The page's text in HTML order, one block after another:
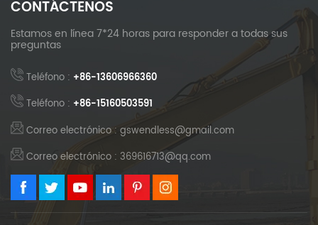
CONTÁCTENOS
Estamos en línea 7*24 horas para responder a todas sus
preguntas
Teléfono : +86-13606966360
Teléfono : +86-15160503591
Correo electrónico : gswendless@gmail.com
Correo electrónico : 369616713@qq.com